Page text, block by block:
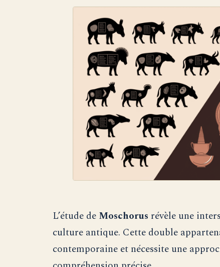
L’étude de Moschorus révèle une
culture antique. Cette double
contemporaine et nécessite une